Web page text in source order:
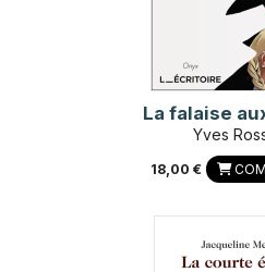
La falaise
Yves
18,00 €